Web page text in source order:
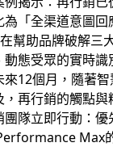
「全渠道意圖回
幫助品牌破解三
態受眾的實時識
來12個月，隨著
再行銷的觸點
隊立即行動：優
Max